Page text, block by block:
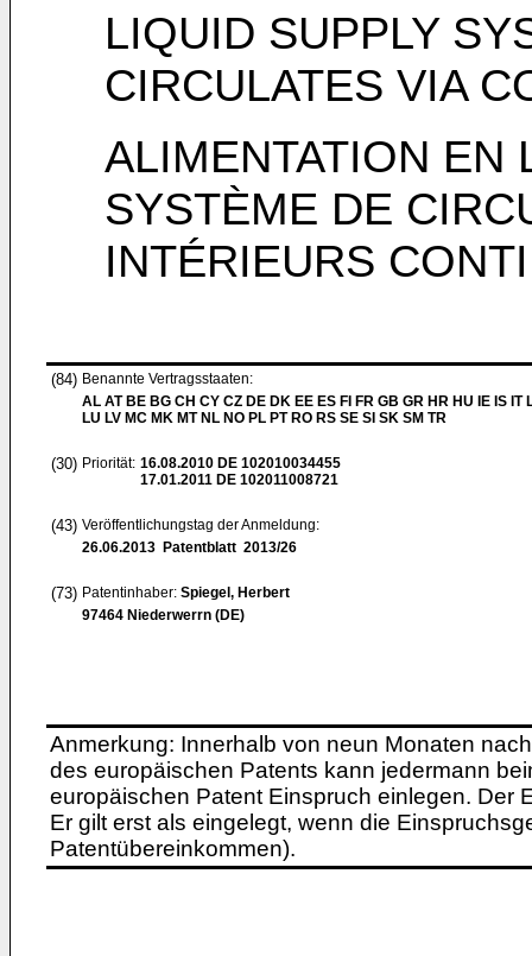
LIQUID SUPPLY
CIRCULATES VIA
ALIMENTATION EN
SYSTÈME DE
INTÉRIEURS
(84) Benannte Vertragsstaaten:
AL AT BE BG CH CY CZ DE DK EE ES FI FR GB GR HR HU IE IS IT
LU LV MC MK MT NL NO PL PT RO RS SE SI SK SM TR
(30) Priorität: 16.08.2010 DE 102010034455
17.01.2011 DE 102011008721
(43) Veröffentlichungstag der Anmeldung:
26.06.2013 Patentblatt 2013/26
(73) Patentinhaber: Spiegel, Herbert
97464 Niederwerrn (DE)
Anmerkung: Innerhalb von neun Monaten
des europäischen Patents kann jedermann
europäischen Patent Einspruch einlegen. Der
Er gilt erst als eingelegt, wenn die
Patentübereinkommen).